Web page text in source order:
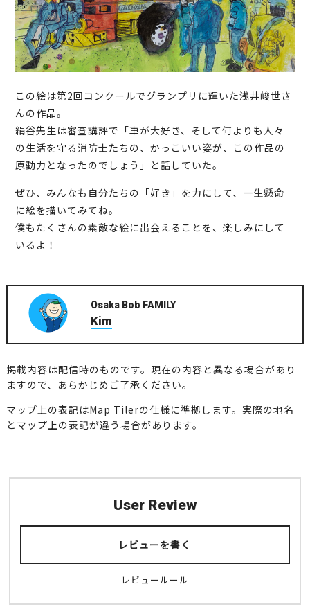
この絵は第2回コンクールでグランプリに輝いた浅井峻世さ
んの作品。
絹谷先生は審査講評で「車が大好き、そして何よりも人々
の生活を守る消防士たちの、かっこいい姿が、この作品の
原動力となったのでしょう」と話していた。
ぜひ、みんなも自分たちの「好き」を力にして、一生懸命
に絵を描いてみてね。
僕もたくさんの素敵な絵に出会えることを、楽しみにして
いるよ！
Osaka Bob FAMILY
Kim
掲載内容は配信時のものです。現在の内容と異なる場合があり
ますので、あらかじめご了承ください。
マップ上の表記はMap Tilerの仕様に準拠します。実際の地名
とマップ上の表記が違う場合があります。
User Review
レビューを書く
レビュールール